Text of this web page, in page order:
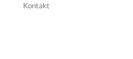
Kontakt